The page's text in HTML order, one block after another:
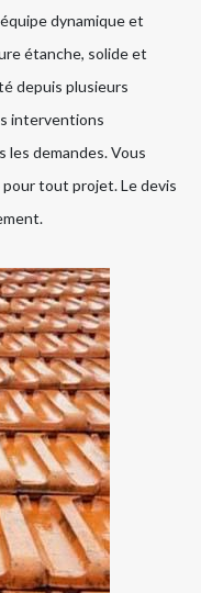
dynamique et
étanche, solide et
depuis plusieurs
interventions
demandes. Vous
tout projet. Le devis